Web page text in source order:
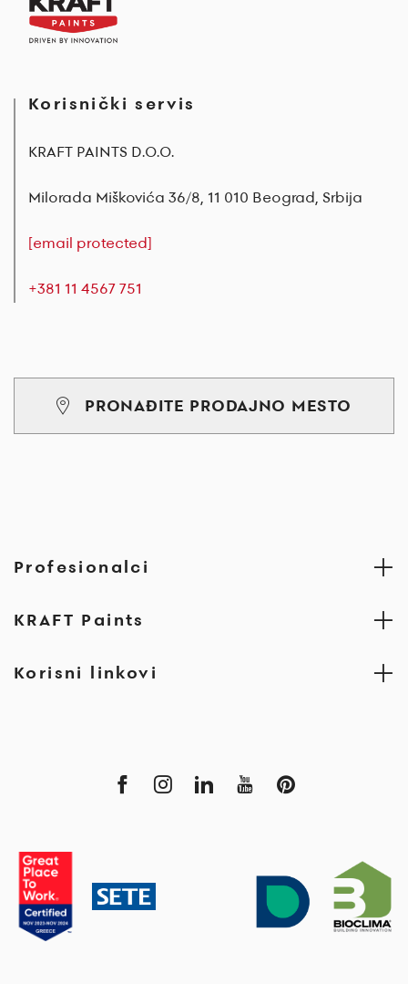
Korisnički servis
KRAFT PAINTS D.O.O.
Milorada Miškovića 36/8, 11 010 Beograd, Srbija
[email protected]
+381 11 4567 751
PRONAĐITE PRODAJNO MESTO
Profesionalci
KRAFT Paints
Korisni linkovi